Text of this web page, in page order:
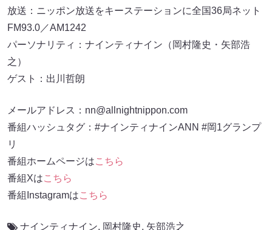
放送：ニッポン放送をキーステーションに全国36局ネット
FM93.0／AM1242
パーソナリティ：ナインティナイン（岡村隆史・矢部浩
之）
ゲスト：出川哲朗
メールアドレス：nn@allnightnippon.com
番組ハッシュタグ：#ナインティナインANN #岡1グランプ
リ
番組ホームページはこちら
番組Xはこちら
番組Instagramはこちら
ナインティナイン, 岡村隆史, 矢部浩之